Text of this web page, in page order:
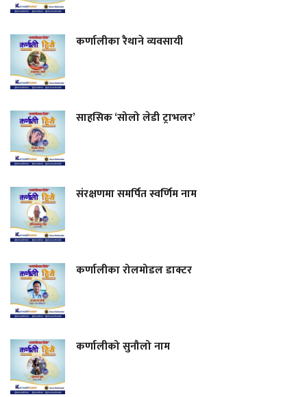
कर्णालीका रैथाने व्यवसायी
साहसिक ‘सोलो लेडी ट्राभलर’
संरक्षणमा समर्पित स्वर्णिम नाम
कर्णालीका रोलमोडल डाक्टर
कर्णालीको सुनौलो नाम